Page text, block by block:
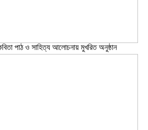
পাঠ ও সাহিত্য আলোচনায় মুখরিত অনুষ্ঠান